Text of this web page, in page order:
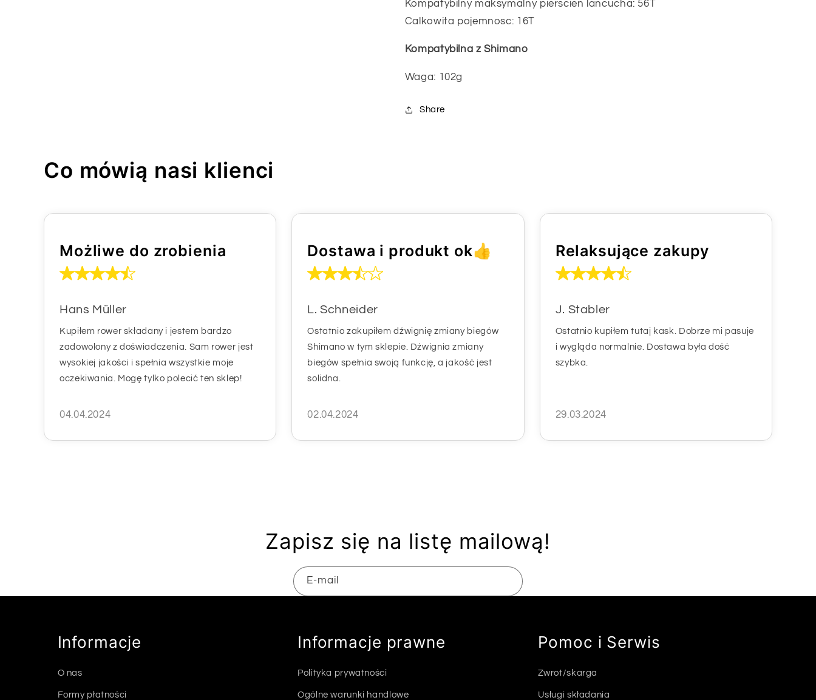
Kompatybilny maksymalny pierscien lancucha: 56T
Calkowita pojemnosc: 16T
Kompatybilna z Shimano
Waga: 102g
Share
Co mówią nasi klienci
Możliwe do zrobienia
Hans Müller
Kupiłem rower składany i jestem bardzo
zadowolony z doświadczenia. Sam rower jest
wysokiej jakości i spełnia wszystkie moje
oczekiwania. Mogę tylko polecić ten sklep!
04.04.2024
Dostawa i produkt ok👍
L. Schneider
Ostatnio zakupiłem dźwignię zmiany biegów
Shimano w tym sklepie. Dźwignia zmiany
biegów spełnia swoją funkcję, a jakość jest
solidna.
02.04.2024
Relaksujące zakupy
J. Stabler
Ostatnio kupiłem tutaj kask. Dobrze mi pasuje
i wygląda normalnie. Dostawa była dość
szybka.
29.03.2024
Zapisz się na listę mailową!
E-mail
Informacje
O nas
Formy płatności
Informacje prawne
Polityka prywatności
Ogólne warunki handlowe
Pomoc i Serwis
Zwrot/skarga
Usługi składania